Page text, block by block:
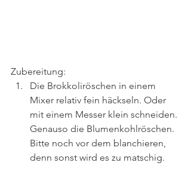
Zubereitung:
Die Brokkoliröschen in einem
Mixer relativ fein häckseln. Oder
mit einem Messer klein schneiden.
Genauso die Blumenkohlröschen.
Bitte noch vor dem blanchieren,
denn sonst wird es zu matschig.